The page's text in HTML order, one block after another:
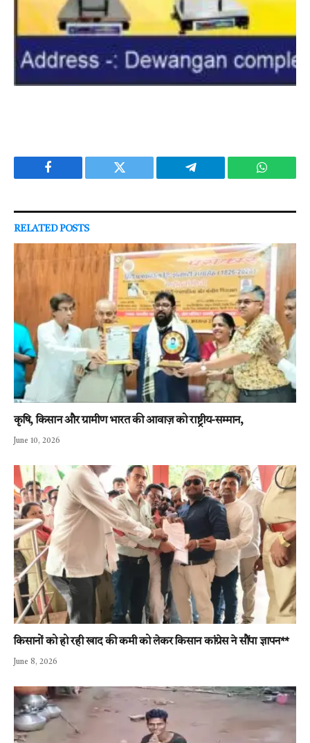
Facebook Twitter Telegram
RELATEDPOSTS
कृषि, किसान और ग्रामीण भारत की आवाज़ को राष्ट्रीय-सम्मान,
June 10, 2026
किसानों को हो रही खाद की कमी को लेकर किसान कांग्रेस ने सौंपा ज्ञापन**
June 8, 2026